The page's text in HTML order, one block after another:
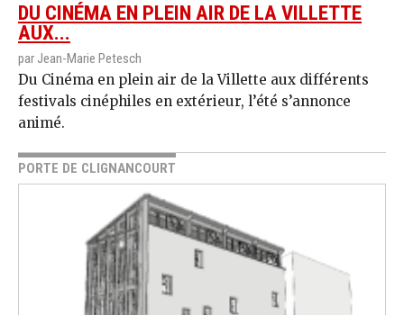
DU CINÉMA EN PLEIN AIR DE LA VILLETTE
AUX...
par Jean-Marie Petesch
Du Cinéma en plein air de la Villette aux différents
festivals cinéphiles en extérieur, l’été s’annonce
animé.
PORTE DE CLIGNANCOURT